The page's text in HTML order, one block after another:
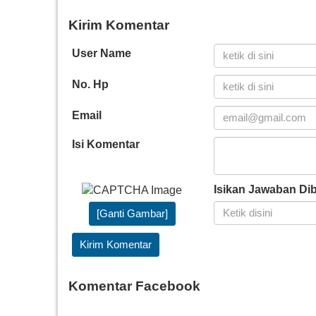
Kirim Komentar
User Name
No. Hp
Email
Isi Komentar
[Ganti Gambar]
Isikan Jawaban
Kirim Komentar
Komentar Facebook